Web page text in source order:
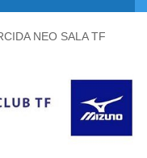
NEO SALA TF